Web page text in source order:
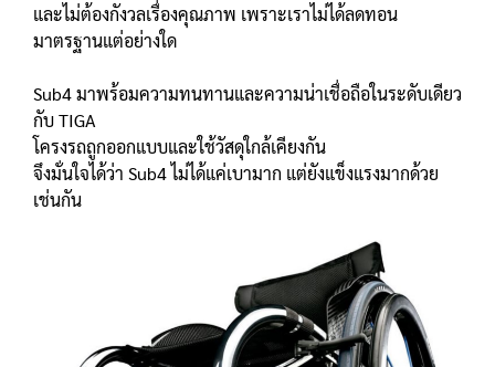
และไม่ต้องกังวลเรื่องคุณภาพ เพราะเราไม่ได้ลดทอน
มาตรฐานแต่อย่างใด
Sub4 มาพร้อมความทนทานและความน่าเชื่อถือในระดับเดียว
กับ TIGA
โครงรถถูกออกแบบและใช้วัสดุใกล้เคียงกัน
จึงมั่นใจได้ว่า Sub4 ไม่ได้แค่เบามาก แต่ยังแข็งแรงมากด้วย
เช่นกัน